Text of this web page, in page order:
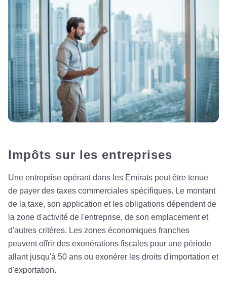
Impôts sur les entreprises
Une entreprise opérant dans les Émirats peut être tenue
de payer des taxes commerciales spécifiques. Le montant
de la taxe, son application et les obligations dépendent de
la zone d'activité de l'entreprise, de son emplacement et
d'autres critères. Les zones économiques franches
peuvent offrir des exonérations fiscales pour une période
allant jusqu'à 50 ans ou exonérer les droits d'importation et
d'exportation.